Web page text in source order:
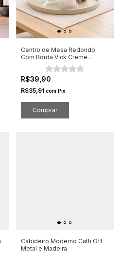
Centro de Mesa Redondo
Com Borda Vick Creme
R$39,90
R$35,91 com Pix
Cabideiro Moderno Cath Off
Metal e Madeira